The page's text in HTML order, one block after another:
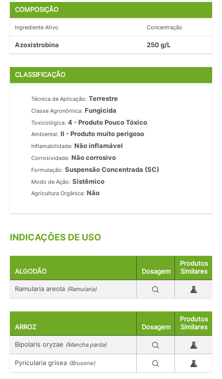
COMPOSIÇÃO
Ingrediente Ativo Concentração
Azoxistrobina 250 g/L
CLASSIFICAÇÃO
Técnica de Aplicação: Terrestre
Classe Agronômica: Fungicida
Toxicológica: 4 - Produto Pouco Tóxico
Ambiental: II - Produto muito perigoso
Inflamabilidade: Não inflamável
Corrosividade: Não corrosivo
Formulação: Suspensão Concentrada (SC)
Modo de Ação: Sistêmico
Agricultura Orgânica: Não
INDICAÇÕES DE USO
ALGODÃO Dosagem
Produtos
Similares
Ramularia areola (Ramularia)
ARROZ Dosagem
Produtos
Similares
Bipolaris oryzae (Mancha parda)
Pyricularia grisea (Brusone)